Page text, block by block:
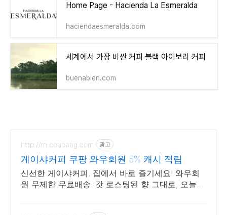
Home Page - Hacienda La Esmeralda
haciendaesmeralda.com
세계에서 가장 비싼 커피 블랙 아이보리 커피
buenabien.com
http://m.coupang.com 광고
게이샤커피 쿠팡 와우회원 5% 캐시 적립
신선한 게이샤커피, 집에서 바로 즐기세요! 와우회
원 무제한 무료배송. 갓 로스팅된 향 그대로, 오늘주